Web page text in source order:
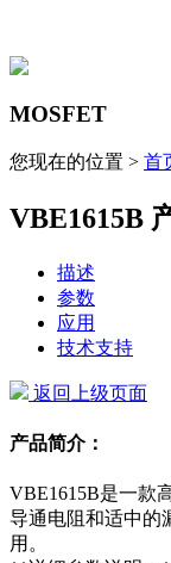
MOSFET
您现在的位置 > 首
VBE1615B
描述
参数
应用
技术支持
返回上级页面
产品简介：
VBE1615B是一款
导通电阻和适中的
用。